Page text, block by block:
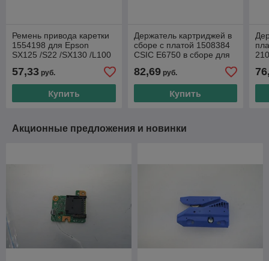
Ремень привода каретки
1554198 для Epson
SX125 /S22 /SX130 /L100
/L200/ L210/ L350/ ME10
57,33 руб.
Купить
Держатель картриджей в
сборе с платой 1508384
CSIC E6750 в сборе для
TX210/ TX219/ TX410/
82,69руб.
Купить
Акционные предложения и новинки